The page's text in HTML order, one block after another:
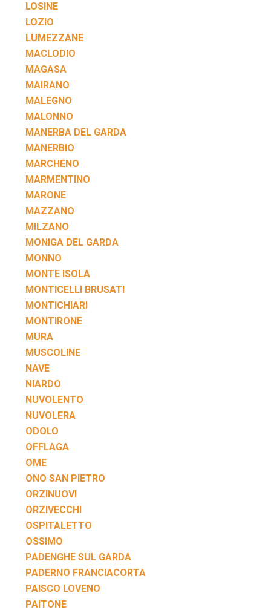
LOSINE
LOZIO
LUMEZZANE
MACLODIO
MAGASA
MAIRANO
MALEGNO
MALONNO
MANERBA DEL GARDA
MANERBIO
MARCHENO
MARMENTINO
MARONE
MAZZANO
MILZANO
MONIGA DEL GARDA
MONNO
MONTE ISOLA
MONTICELLI BRUSATI
MONTICHIARI
MONTIRONE
MURA
MUSCOLINE
NAVE
NIARDO
NUVOLENTO
NUVOLERA
ODOLO
OFFLAGA
OME
ONO SAN PIETRO
ORZINUOVI
ORZIVECCHI
OSPITALETTO
OSSIMO
PADENGHE SUL GARDA
PADERNO FRANCIACORTA
PAISCO LOVENO
PAITONE